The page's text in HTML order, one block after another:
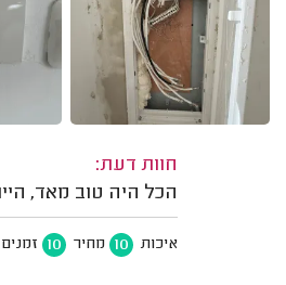
חוות דעת:
הכל היה טוב מאד,
איכות 10 מחיר 10 זמנים